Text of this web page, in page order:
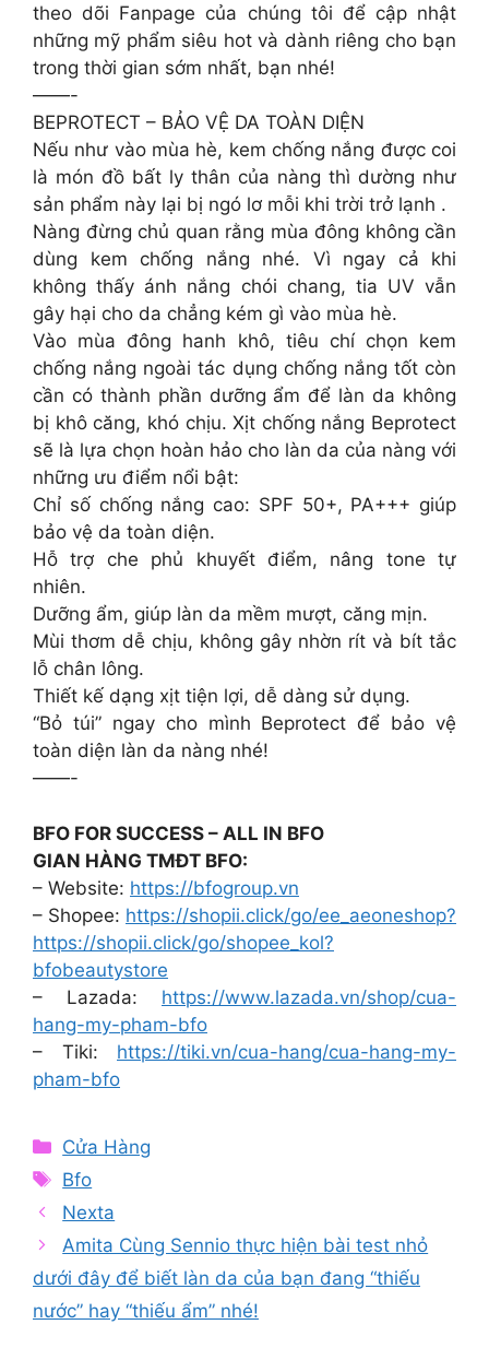
theo dõi Fanpage của chúng tôi để cập nhật
những mỹ phẩm siêu hot và dành riêng cho bạn
trong thời gian sớm nhất, bạn nhé!
——-
BEPROTECT – BẢO VỆ DA TOÀN DIỆN
Nếu như vào mùa hè, kem chống nắng được coi
là món đồ bất ly thân của nàng thì dường như
sản phẩm này lại bị ngó lơ mỗi khi trời trở lạnh .
Nàng đừng chủ quan rằng mùa đông không cần
dùng kem chống nắng nhé. Vì ngay cả khi
không thấy ánh nắng chói chang, tia UV vẫn
gây hại cho da chẳng kém gì vào mùa hè.
Vào mùa đông hanh khô, tiêu chí chọn kem
chống nắng ngoài tác dụng chống nắng tốt còn
cần có thành phần dưỡng ẩm để làn da không
bị khô căng, khó chịu. Xịt chống nắng Beprotect
sẽ là lựa chọn hoàn hảo cho làn da của nàng với
những ưu điểm nổi bật:
Chỉ số chống nắng cao: SPF 50+, PA+++ giúp
bảo vệ da toàn diện.
Hỗ trợ che phủ khuyết điểm, nâng tone tự
nhiên.
Dưỡng ẩm, giúp làn da mềm mượt, căng mịn.
Mùi thơm dễ chịu, không gây nhờn rít và bít tắc
lỗ chân lông.
Thiết kế dạng xịt tiện lợi, dễ dàng sử dụng.
“Bỏ túi” ngay cho mình Beprotect để bảo vệ
toàn diện làn da nàng nhé!
——-
BFO FOR SUCCESS – ALL IN BFO
GIAN HÀNG TMĐT BFO:
– Website: https://bfogroup.vn
– Shopee: https://shopii.click/go/ee_aeoneshop?
https://shopii.click/go/shopee_kol?
bfobeautystore
– Lazada: https://www.lazada.vn/shop/cua-
hang-my-pham-bfo
– Tiki: https://tiki.vn/cua-hang/cua-hang-my-
pham-bfo
Categories
Cửa Hàng
Tags
Bfo
Nexta
Amita Cùng Sennio thực hiện bài test nhỏ
dưới đây để biết làn da của bạn đang “thiếu
nước” hay “thiếu ẩm” nhé!